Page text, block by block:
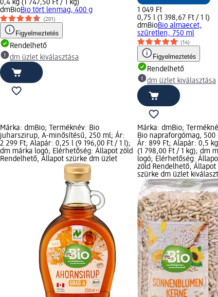
0,4 kg (1 747,50 Ft / 1 kg)
dmBioBio tört lenmag, 400 g
(201)
Figyelmeztetés
Rendelhető
dm üzlet kiválasztása
1 049 Ft
0,75 l (1 398,67 Ft / 1 l)
dmBioBio almaecet,
szűretlen, 750 ml
(14)
Figyelmeztetés
Rendelhető
dm üzlet kiválasztása
Márka: dmBio; Terméknév: Bio
juharszirup, A-minősítésű, 250 ml; Ár:
2 299 Ft; Alapár: 0,25 l (9 196,00 Ft / 1 l);
dm márka logó; Elérhetőség: Állapot zöld
Rendelhető, Állapot szürke dm üzlet
Márka: dmBio;
Bio napraforgómag, 500
Ár: 899 Ft; Alapár: 0,5 kg
(1 798,00 Ft / 1 kg); dm
logó; Elérhetőség:
zöld Rendelhető, Állapot
szürke dm üzlet